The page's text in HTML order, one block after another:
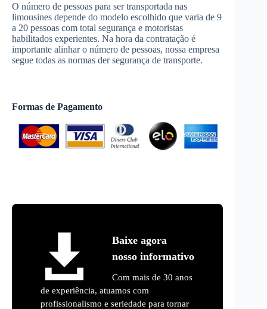
O número de pessoas para ser transportada nas
limousines depende do modelo escolhido que varia de 9
a 20 pessoas com total segurança e motoristas
habilitados experientes. Na hora da contratação é
importante alinhar o número de pessoas, nossa empresa
segue todas as normas der segurança de transporte.
Formas de Pagamento
Baixe agora
nosso informativo
Com mais de 30 anos
de experiência, atuamos com
profissionalismo e seriedade para tornar